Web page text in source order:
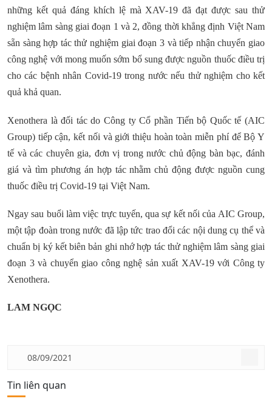
những kết quả đáng khích lệ mà XAV-19 đã đạt được sau thử
nghiệm lâm sàng giai đoạn 1 và 2, đồng thời khẳng định Việt Nam
sẵn sàng hợp tác thử nghiệm giai đoạn 3 và tiếp nhận chuyển giao
công nghệ với mong muốn sớm bổ sung được nguồn thuốc điều trị
cho các bệnh nhân Covid-19 trong nước nếu thử nghiệm cho kết
quả khả quan.
Xenothera là đối tác do Công ty Cổ phần Tiến bộ Quốc tế (AIC
Group) tiếp cận, kết nối và giới thiệu hoàn toàn miễn phí để Bộ Y
tế và các chuyên gia, đơn vị trong nước chủ động bàn bạc, đánh
giá và tìm phương án hợp tác nhằm chủ động được nguồn cung
thuốc điều trị Covid-19 tại Việt Nam.
Ngay sau buổi làm việc trực tuyến, qua sự kết nối của AIC Group,
một tập đoàn trong nước đã lập tức trao đổi các nội dung cụ thể và
chuẩn bị ký kết biên bản ghi nhớ hợp tác thử nghiệm lâm sàng giai
đoạn 3 và chuyển giao công nghệ sản xuất XAV-19 với Công ty
Xenothera.
LAM NGỌC
08/09/2021
Tin liên quan